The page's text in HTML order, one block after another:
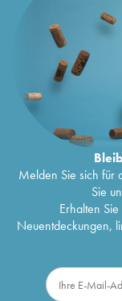
Melden Sie sich für
Sie
Erhalten
Neuentdeckungen,